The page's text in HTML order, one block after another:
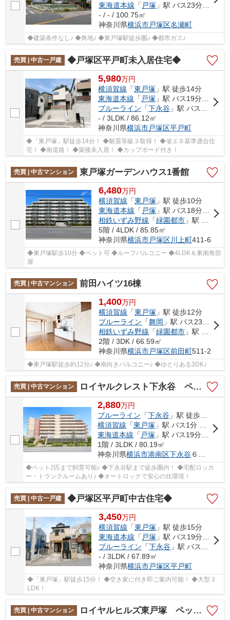
東海道本線 「 戸塚 」駅 バス23分 「公園前〔戸塚区名瀬町〕」 停歩2分
- / - / 100.75㎡
神奈川県横浜市戸塚区名瀬町
◆建築条件なし♪ ◆角地♪ ◆東戸塚駅徒歩圏♪ ◆都市ガス♪
売買 | 中古一戸建 ◆戸塚区平戸町未入居住宅◆
5,980万円
横須賀線 「東戸塚 」駅 徒歩14分
東海道本線 「 戸塚 」駅 バス19分 「国道平戸」 停歩5分
ブルーライン 「下永谷」駅 バス6分 「品濃口」 停歩6分
- / 3LDK / 86.12㎡
神奈川県横浜市戸塚区平戸町
◆「東戸塚」駅徒歩14分！ ◆耐震等級３取得！ ◆省エネ基準適合住
宅！ ◆南道路！ ◆築後未入居！ ◆カップボード付き！
売買 | 中古マンション 東戸塚ガーデンハウス1番館
6,480万円
横須賀線 「東戸塚 」駅 徒歩10分
東海道本線 「 戸塚 」駅 バス18分 「前田ハイツ前」 停歩4分
相鉄いずみ野線 「緑園都市 」駅 徒歩44分
5階 / 4LDK / 85.85㎡
神奈川県横浜市戸塚区川上町411-6
◆東戸塚駅歩10分 ◆ペット可 ◆ルーフバルコニー ◆4LDK＆東南角部
屋
売買 | 中古マンション 前田ハイツ16棟
1,400万円
横須賀線 「東戸塚 」駅 徒歩12分
ブルーライン 「舞岡 」駅 バス23分 「前田ハイツ前」 停歩3分
相鉄いずみ野線 「緑園都市 」駅 バス14分 「前田ハイツ前」 停歩3分
2階 / 3DK / 66.59㎡
神奈川県横浜市戸塚区前田町511-2
◆東戸塚駅徒歩約12分♪ ◆南向きバルコニー♪ ◆ゆとりある3DK♪
売買 | 中古マンション ロイヤルクレスト下永谷 ペット2匹まで飼育可能/下永谷駅まで徒歩圏内/宅配ロッカー・トランクルームあり/オートロックで安心の住環境
2,880万円
ブルーライン 「下永谷」駅 徒歩17分
横須賀線 「東戸塚 」駅 バス1分 「柏尾台住宅入口」 停歩2分
東海道本線 「 戸塚 」駅 バス19分 「国道平戸」 停歩9分
1階 / 3LDK / 80.19㎡
神奈川県横浜市港南区下永谷６丁目24-29
◆ペット2匹まで飼育可能♪ ◆下永谷駅まで徒歩圏内！ ◆宅配ロッカ
ー・トランクルームあり♪ ◆オートロックで安心の住環境！
売買 | 中古一戸建 ◆戸塚区平戸町中古住宅◆
3,450万円
横須賀線 「東戸塚 」駅 徒歩15分
東海道本線 「 戸塚 」駅 バス19分 「国道平戸」 停歩4分
ブルーライン 「下永谷 」駅 バス6分 「品濃口」 停歩3分
- / 3LDK / 67.89㎡
神奈川県横浜市戸塚区平戸町
◆「東戸塚」駅徒歩15分！ ◆空き家に付き即ご案内可能！ ◆大型３
LDK！
売買 | 中古マンション ロイヤルヒルズ東戸塚 ペット可/東戸塚徒歩12分/室内キレイです/16帖のLDK